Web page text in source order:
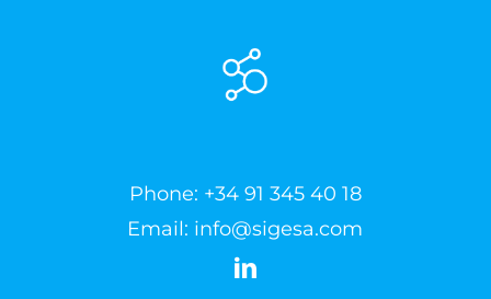
Phone: +34 91 345 40 18
Email: info@sigesa.com